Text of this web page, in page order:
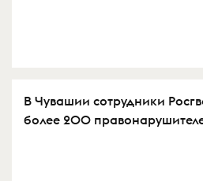
В Чувашии сотрудники
более 200